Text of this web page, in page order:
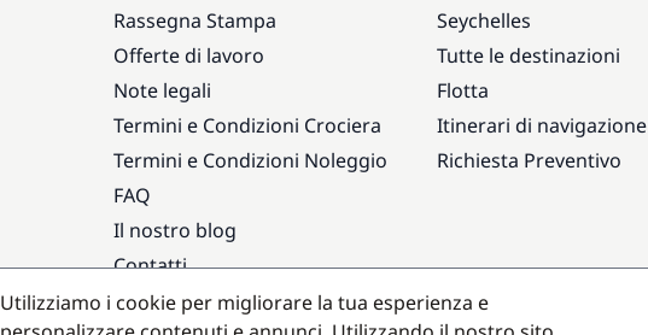
Rassegna Stampa
Offerte di lavoro
Note legali
Termini e Condizioni Crociera
Termini e Condizioni Noleggio
FAQ
Il nostro blog
Contatti
Seychelles
Tutte le destinazioni
Flotta
Itinerari di navigazione
Richiesta Preventivo
Destinazioni popolari
Utilizziamo i cookie per migliorare la tua esperienza e